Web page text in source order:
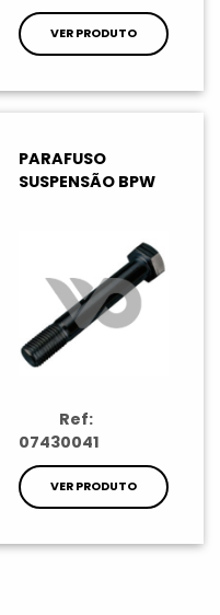
VER PRODUTO
PARAFUSO
SUSPENSÃO BPW
Ref:
07430041
VER PRODUTO